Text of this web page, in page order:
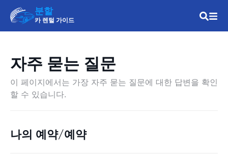
분할
카 렌털 가이드
자주 묻는 질문
이 페이지에서는 가장 자주 묻는 질문에 대한 답변을 확인
할 수 있습니다.
나의 예약/예약